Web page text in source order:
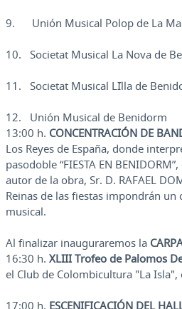
9. Unión Musical Polop de La
10. Societat Musical La Nova de
11. Societat Musical L´Illa de
12. Unión Musical de Benidorm
13:00 h. CONCENTRACIÓN DE
Los Reyes de España, donde
pasodoble “FIESTA EN
autor de la obra, Sr. D. RAFAEL
Reinas de las fiestas impondrán un
musical.
Al finalizar inauguraremos la
16:30 h. XLIII Trofeo de Palomos
el Club de Colombicultura "La Isla",
17:00 h. ESCENIFICACIÓN DEL